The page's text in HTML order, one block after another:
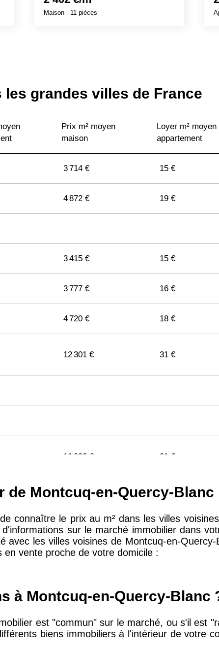
Maison- 11 pièces
les grandes villes de France
Prix m² moyen
maison
Loyer m² moyen
appartement
3 714 € 15 €
4 872 € 19 €
3 415 € 15 €
3 777 € 16 €
4 720 € 18 €
12 301 € 31 €
11 322 € 31 €
11 141 € 29 €
10 415 € 28 €
de Montcuq-en-Quercy-Blanc
connaître le prix au m² dans les villes
sur le marché immobilier dans
avec les villes voisines de Montcuq-en-
vente proche de votre domicile :
à Montcuq-en-Quercy-Blanc
est "commun" sur le marché, ou s'il est
biens immobiliers à l'intérieur de votre